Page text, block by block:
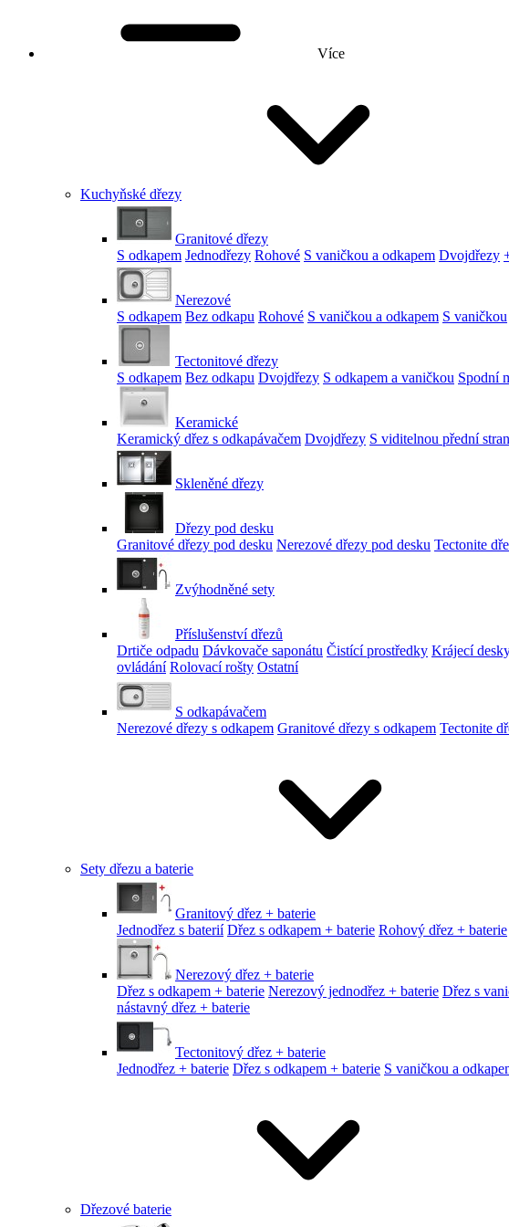
Více
Kuchyňské dřezy
Granitové dřezy
S odkapem Jednodřezy Rohové S vaničkou a odkapem Dvojdřezy
Nerezové
S odkapem Bez odkapu Rohové S vaničkou a odkapem S vaničkou
Tectonitové dřezy
S odkapem Bez odkapu Dvojdřezy S odkapem a vaničkou Spodní
Keramické
Keramický dřez s odkapávačem Dvojdřezy S viditelnou přední
Skleněné dřezy
Dřezy pod desku
Granitové dřezy pod desku Nerezové dřezy pod desku Tectonite
Zvýhodněné sety
Příslušenství dřezů
Drtiče odpadu Dávkovače saponátu Čistící prostředky Krájecí
ovládání Rolovací rošty Ostatní
S odkapávačem
Nerezové dřezy s odkapem Granitové dřezy s odkapem Tectonite
Sety dřezu a baterie
Granitový dřez + baterie
Jednodřez s baterií Dřez s odkapem + baterie Rohový dřez + baterie
Nerezový dřez + baterie
Dřez s odkapem + baterie Nerezový jednodřez + baterie Dřez s
nástavný dřez + baterie
Tectonitový dřez + baterie
Jednodřez + baterie Dřez s odkapem + baterie S vaničkou a
Dřezové baterie